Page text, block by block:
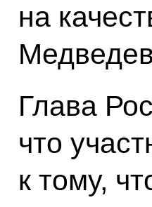
на
Глава
что
к тому,